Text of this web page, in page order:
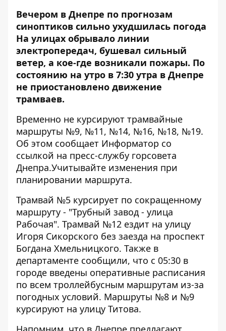
Вечером в Днепре по прогнозам
синоптиков сильно ухудшилась погода
На улицах обрывало линии
электропередач, бушевал сильный
ветер, а кое-где возникали пожары. По
состоянию на утро в 7:30 утра в Днепре
не приостановлено движение
трамваев.
Временно не курсируют трамвайные
маршруты №9, №11, №14, №16, №18, №19.
Об этом сообщает Информатор со
ссылкой на пресс-службу горсовета
Днепра.Учитывайте изменения при
планировании маршрута.
Трамвай №5 курсирует по сокращенному
маршруту - "Трубный завод - улица
Рабочая". Трамвай №12 ездит на улицу
Игоря Сикорского без заезда на проспект
Богдана Хмельницкого. Также в
департаменте сообщили, что с 05:30 в
городе введены оперативные расписания
по всем троллейбусным маршрутам из-за
погодных условий. Маршруты №8 и №9
курсируют на улицу Титова.